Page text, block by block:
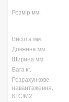
Розмір мм.
Висота мм.
Довжина мм.
Ширина мм.
Вага кг.
Розрахункове
навантаження.
КГС/М2